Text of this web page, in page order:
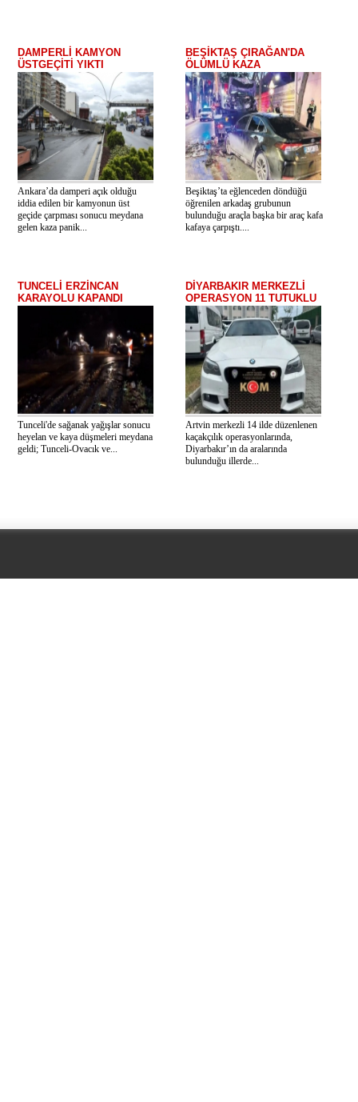
DAMPERLİ KAMYON
ÜSTGEÇİTİ YIKTI
Ankara’da damperi açık olduğu
iddia edilen bir kamyonun üst
geçide çarpması sonucu meydana
gelen kaza panik...
BEŞİKTAŞ ÇIRAĞAN'DA
ÖLÜMLÜ KAZA
Beşiktaş’ta eğlenceden döndüğü
öğrenilen arkadaş grubunun
bulunduğu araçla başka bir araç kafa
kafaya çarpıştı....
TUNCELİ ERZİNCAN
KARAYOLU KAPANDI
Tunceli'de sağanak yağışlar sonucu
heyelan ve kaya düşmeleri meydana
geldi; Tunceli-Ovacık ve...
DİYARBAKIR MERKEZLİ
OPERASYON 11 TUTUKLU
Artvin merkezli 14 ilde düzenlenen
kaçakçılık operasyonlarında,
Diyarbakır’ın da aralarında
bulunduğu illerde...